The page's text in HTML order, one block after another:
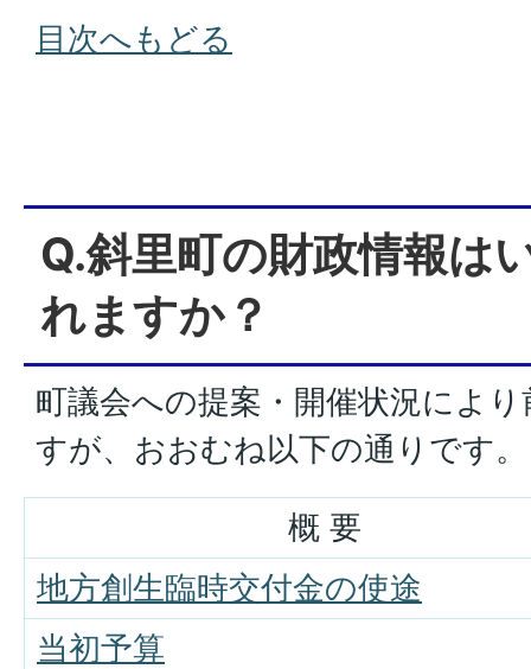
目次へもどる
Q.斜里町の財政情報は
れますか？
町議会への提案・開催状況によ
すが、おおむね以下の通りです。
概 要
地方創生臨時交付金の使途
当初予算